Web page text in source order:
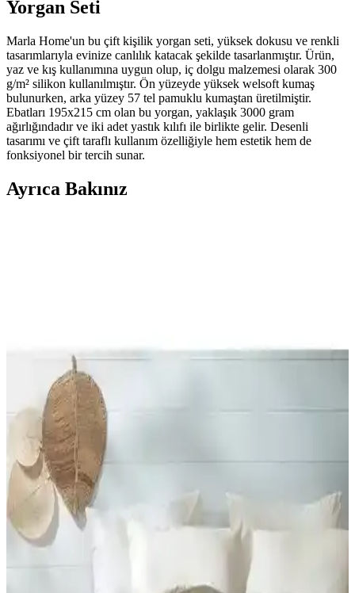
Yorgan Seti
Marla Home'un bu çift kişilik yorgan seti, yüksek dokusu ve renkli
tasarımlarıyla evinize canlılık katacak şekilde tasarlanmıştır. Ürün,
yaz ve kış kullanımına uygun olup, iç dolgu malzemesi olarak 300
g/m² silikon kullanılmıştır. Ön yüzeyde yüksek welsoft kumaş
bulunurken, arka yüzey 57 tel pamuklu kumaştan üretilmiştir.
Ebatları 195x215 cm olan bu yorgan, yaklaşık 3000 gram
ağırlığındadır ve iki adet yastık kılıfı ile birlikte gelir. Desenli
tasarımı ve çift taraflı kullanım özelliğiyle hem estetik hem de
fonksiyonel bir tercih sunar.
Ayrıca Bakınız
Merinos Comforter Seti Çift Kişilik Yatak Takımı
Yüksek Kalite ve Şıklık Sunar
Merinos Comforter Seti, doğal pamuk malzemesi ve şık tasarımıyla
çift kişilik yataklar için ideal, sıcak tutan ve konfor sağlayan yüksek
kaliteli yatak örtüsü setidir.
Yataş Dacron Quallofil Tek Kişilik XL Yorgan:
Yüksek Isı Yalıtımı ve Konfor Sağlar
Yataş Dacron® Quallofil Tek Kişilik XL Yorgan, üstün ısı yalıtımı,
hafif ve yumuşak yapısıyla soğuk mevsimlerde ideal, estetik ve
dayanıklı uyku ürünüdür.
Yataş Mix&match Thalia ile Macaron Wellsoft Tek
Kişilik Yorgan Dolgu ve Kumaş Özellikleri